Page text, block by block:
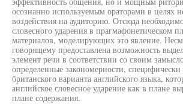
осознанно используемым ораторами в целях
воздействия на аудиторию. Отсюда
словесного ударения в прагмафонетическом
материалов, моделирующих это явление.
говорящему предоставлена возможность
элемент речи в соответствии со своим
определенные закономерности, специфически
британского варианта английского языка,
английское словесное ударение как в плане
плане содержания.